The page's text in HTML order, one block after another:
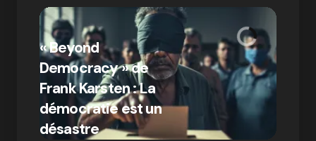
« Beyond
Democracy » de
Frank Karsten : La
démocratie est un
désastre
par Ines Aissani
on 03/10/2024